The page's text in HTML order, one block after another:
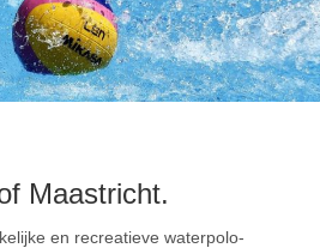
Maastricht.
en recreatieve waterpolo-